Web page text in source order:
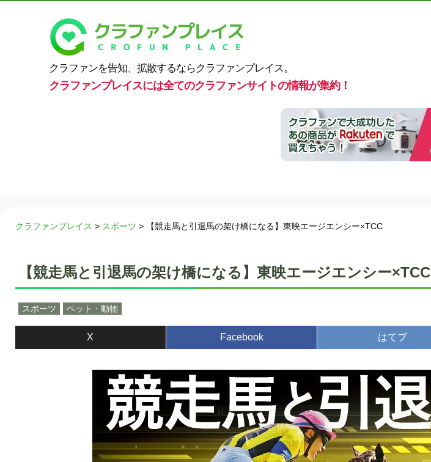
クラファンを告知、拡散するならクラファンプレイス。
クラファンプレイスには全てのクラファンサイトの情報が集約！
クラファンプレイス > スポーツ > 【競走馬と引退馬の架け橋になる】東映エージエンシー×TCC
【競走馬と引退馬の架け橋になる】東映エージエンシー×TCC
スポーツ ペット・動物
X Facebook はてブ